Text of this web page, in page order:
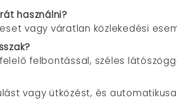
használni?
vagy váratlan közlekedési
felbontással, széles
vagy ütközést, és